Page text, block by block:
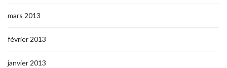
mars 2013
février 2013
janvier 2013